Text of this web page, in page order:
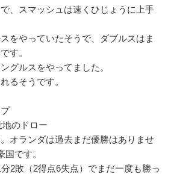
、スマッシュは速くひじょうに上手
をやっていたそうで、ダブルスはま
す。
グルスをやってました。
るそうです。
のドロー
オランダは過去まだ優勝はありませ
です。
2敗（2得点6失点）でまだ一度も勝っ